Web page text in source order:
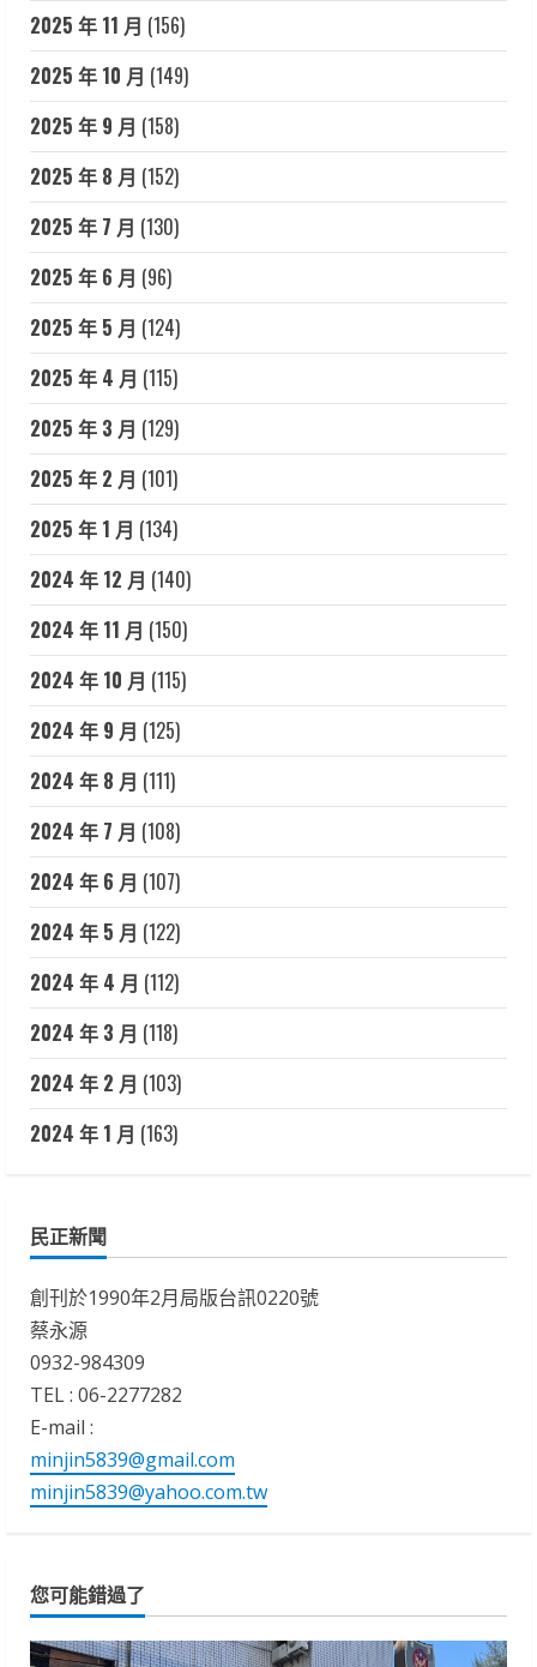
2025 年 11 月 (156)
2025 年 10 月 (149)
2025 年 9 月 (158)
2025 年 8 月 (152)
2025 年 7 月 (130)
2025 年 6 月 (96)
2025 年 5 月 (124)
2025 年 4 月 (115)
2025 年 3 月 (129)
2025 年 2 月 (101)
2025 年 1 月 (134)
2024 年 12 月 (140)
2024 年 11 月 (150)
2024 年 10 月 (115)
2024 年 9 月 (125)
2024 年 8 月 (111)
2024 年 7 月 (108)
2024 年 6 月 (107)
2024 年 5 月 (122)
2024 年 4 月 (112)
2024 年 3 月 (118)
2024 年 2 月 (103)
2024 年 1 月 (163)
民正新聞
創刊於1990年2月局版台訊0220號
蔡永源
0932-984309
TEL : 06-2277282
E-mail :
minjin5839@gmail.com
minjin5839@yahoo.com.tw
您可能錯過了